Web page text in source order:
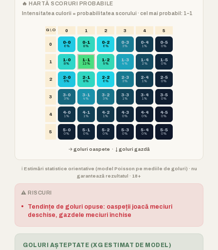
🔥 HARTĂ SCORURI PROBABILE
Intensitatea culorii = probabilitatea scorului · cel mai probabil: 1–1
G \ O 0 1 2 3 4 5
0 0-0
6%
0-1
8%
0-2
6%
0-3
3%
0-4
1%
0-5
0%
1 1-0
8%
1-1
12%
1-2
9%
1-3
4%
1-4
2%
1-5
0%
2 2-0
5%
2-1
8%
2-2
6%
2-3
3%
2-4
1%
2-5
0%
3 3-0
3%
3-1
4%
3-2
3%
3-3
1%
3-4
1%
3-5
0%
4 4-0
1%
4-1
1%
4-2
1%
4-3
0%
4-4
0%
4-5
0%
5 5-0
0%
5-1
0%
5-2
0%
5-3
0%
5-4
0%
5-5
0%
→ goluri oaspete · ↓ goluri gazdă
ℹ️ Estimări statistice orientative (model Poisson pe mediile de goluri) · nu
garantează rezultatul · 18+
⚠️ RISCURI
•
Tendințe de goluri opuse: oaspeții joacă meciuri
deschise, gazdele meciuri închise
GOLURI AȘTEPTATE (XG ESTIMAT DE MODEL)